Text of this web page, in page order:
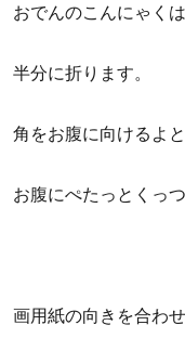
おでんのこんにゃく
半分に折ります。
角をお腹に向けるよ
お腹にぺたっとくっ
画用紙の向きを合わ